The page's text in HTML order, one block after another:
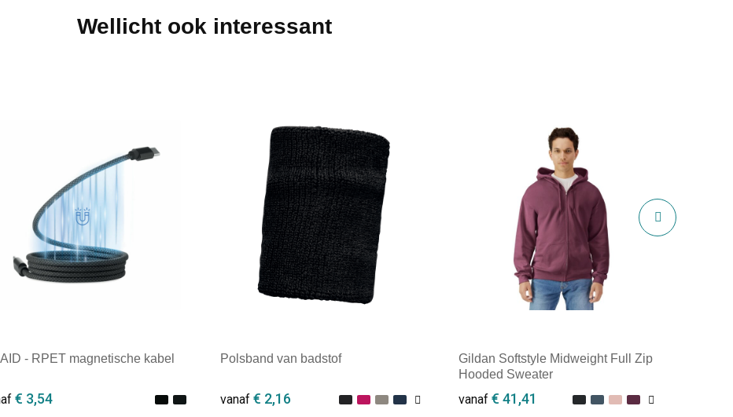
Wellicht ook interessant
- RPET magnetische kabel
€ 3,54
Polsband van badstof
vanaf € 2,16
Gildan Softstyle Midweight Full Zip
Hooded Sweater
vanaf € 41,41